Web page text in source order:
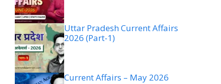
Uttar Pradesh Current Affairs
2026 (Part-1)
Current Affairs – May 2026